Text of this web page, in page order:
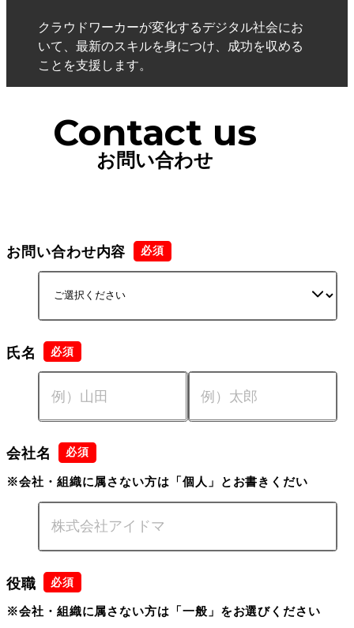
クラウドワーカーが変化するデジタル社会にお
いて、最新のスキルを身につけ、成功を収める
ことを支援します。
Contact us
お問い合わせ
お問い合わせ内容
氏名
会社名
※会社・組織に属さない方は「個人」とお書きくだい
役職
※会社・組織に属さない方は「一般」をお選びください